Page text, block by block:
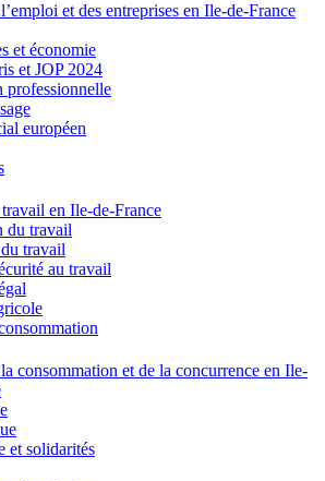
et des entreprises en Ile-de-France
et économie
et JOP 2024
professionnelle
européen
en Ile-de-France
du travail
travail
au travail
consommation et de la concurrence en Ile-
et solidarités